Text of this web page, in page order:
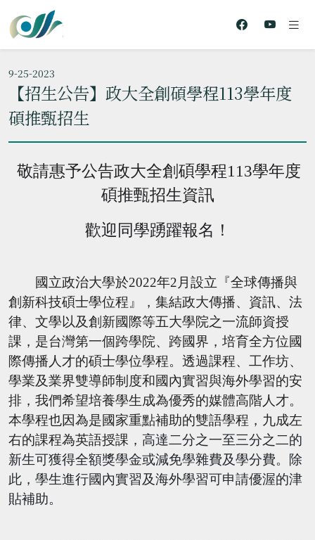
9-25-2023
【招生公告】政大全創碩學程113學年度
碩推甄招生
敬請惠予公告政大全創碩學程113學年度
碩推甄招生資訊
歡迎同學踴躍報名 ！
國立政治大學於2022年2 月設立『全球傳播與
創新科技碩士學位程』， 集結政大傳播、資訊、法
律、 文學以及創新國際等五大學院之一流師資授
課， 是台灣第一個跨學院、跨國界， 培育全方位國
際傳播人才的碩士學位學程。透過課程、工作坊、
學業及業界雙導師制度和國內實習與海外學習的安
排， 我們希望培養學生成為優秀的媒體高階人才。
本學程也因為是國家重點補助的雙語學程， 九成左
右的課程為英語授課， 高達二分之一至三分之二的
新生可獲得全額獎學金或減免學雜費及學分費。除
此， 學生進行國內實習及海外學習可申請優渥的津
貼補助。